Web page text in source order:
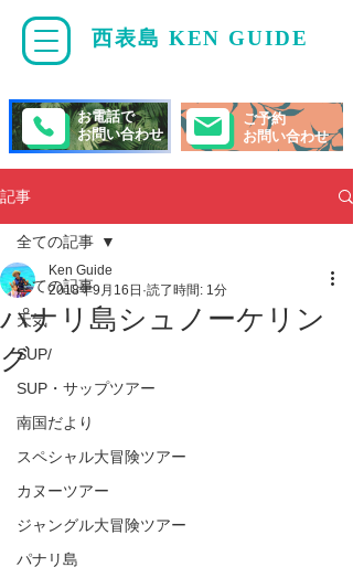
西表島 KEN GUIDE
ご予約
お問い合わせ
お電話で
お問い合わせ
記事
全ての記事
天気
SUP/
SUP・サップツアー
南国だより
スペシャル大冒険ツアー
カヌーツアー
ジャングル大冒険ツアー
パナリ島
全ての記事
パナリ島シュノーケリン
グ
Ken Guide
2018年9月16日 読了時間: 1分